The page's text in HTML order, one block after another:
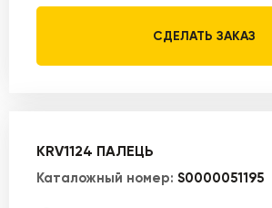
СДЕЛАТЬ ЗАКАЗ
KRV1124 ПАЛЕЦЬ
Каталожный номер: S0000051195